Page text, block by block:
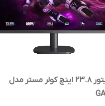
مانیتور 23.8 اینچ کولر مستر مدل